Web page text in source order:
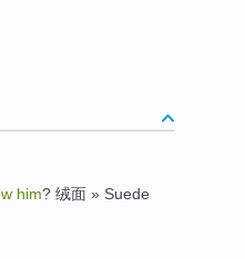
him? 绒面 » Suede